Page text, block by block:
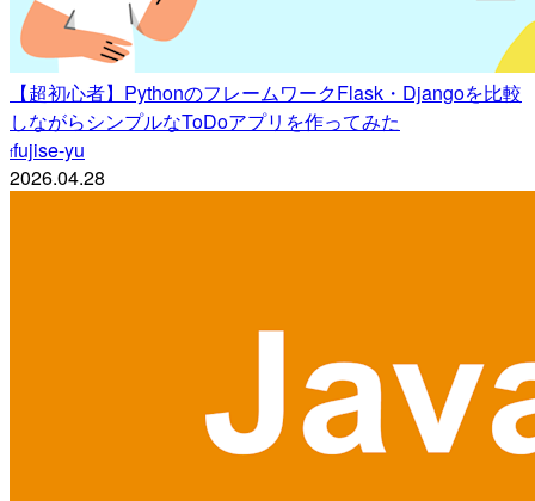
【超初心者】PythonのフレームワークFlask・Djangoを比較
しながらシンプルなToDoアプリを作ってみた
ffujise-yu
2026.04.28